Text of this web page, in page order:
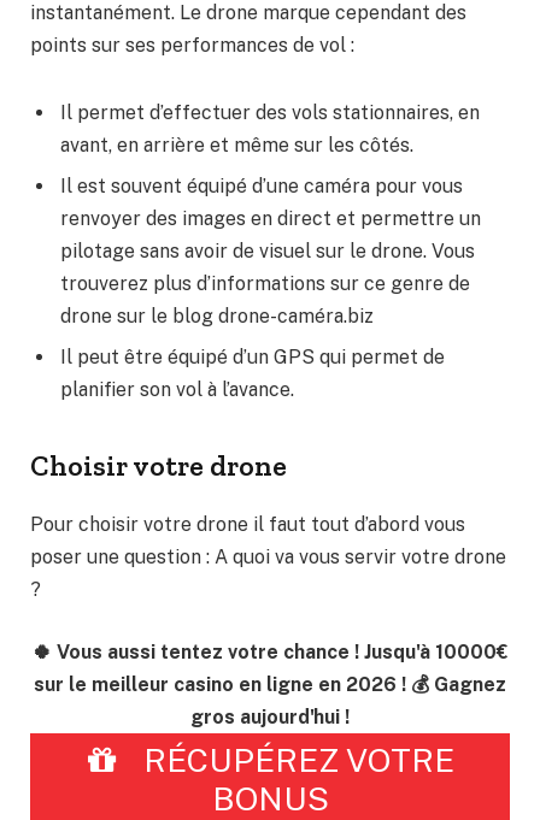
instantanément. Le drone marque cependant des
points sur ses performances de vol :
Il permet d’effectuer des vols stationnaires, en
avant, en arrière et même sur les côtés.
Il est souvent équipé d’une caméra pour vous
renvoyer des images en direct et permettre un
pilotage sans avoir de visuel sur le drone. Vous
trouverez plus d’informations sur ce genre de
drone sur le blog drone-caméra.biz
Il peut être équipé d’un GPS qui permet de
planifier son vol à l’avance.
Choisir votre drone
Pour choisir votre drone il faut tout d’abord vous
poser une question : A quoi va vous servir votre drone
?
🍀 Vous aussi tentez votre chance ! Jusqu'à 10000€
sur le meilleur casino en ligne en 2026 ! 💰 Gagnez
gros aujourd'hui !
RÉCUPÉREZ VOTRE
BONUS